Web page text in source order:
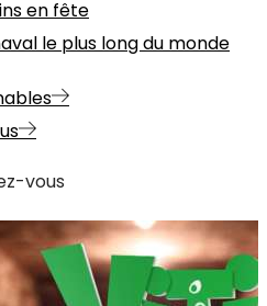
en fête
le plus long du monde
vous